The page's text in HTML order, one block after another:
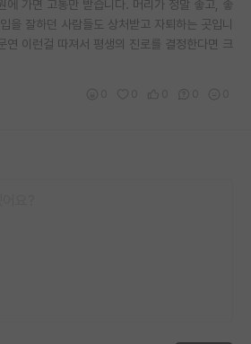
에 가면 고통만 받습니다. 머리가 정말 좋고, 좋
을 잘하던 사람들도 상처받고 자퇴하는 곳입니
연 이런걸 따져서 평생의 진로를 결정한다면 크